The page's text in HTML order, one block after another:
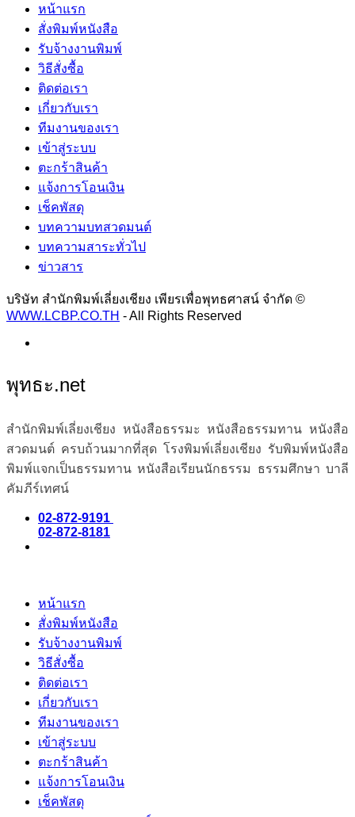
หน้าแรก
สั่งพิมพ์หนังสือ
รับจ้างงานพิมพ์
วิธีสั่งซื้อ
ติดต่อเรา
เกี่ยวกับเรา
ทีมงานของเรา
เข้าสู่ระบบ
ตะกร้าสินค้า
แจ้งการโอนเงิน
เช็คพัสดุ
บทความบทสวดมนต์
บทความสาระทั่วไป
ข่าวสาร
บริษัท สำนักพิมพ์เลี่ยงเชียง เพียรเพื่อพุทธศาสน์ จำกัด ©
WWW.LCBP.CO.TH - All Rights Reserved
พุทธะ.net
สำนักพิมพ์เลี่ยงเชียง หนังสือธรรมะ หนังสือธรรมทาน หนังสือ
สวดมนต์ ครบถ้วนมากที่สุด โรงพิมพ์เลี่ยงเชียง รับพิมพ์หนังสือ
พิมพ์แจกเป็นธรรมทาน หนังสือเรียนนักธรรม ธรรมศึกษา บาลี
คัมภีร์เทศน์
02-872-9191
02-872-8181
หน้าแรก
สั่งพิมพ์หนังสือ
รับจ้างงานพิมพ์
วิธีสั่งซื้อ
ติดต่อเรา
เกี่ยวกับเรา
ทีมงานของเรา
เข้าสู่ระบบ
ตะกร้าสินค้า
แจ้งการโอนเงิน
เช็คพัสดุ